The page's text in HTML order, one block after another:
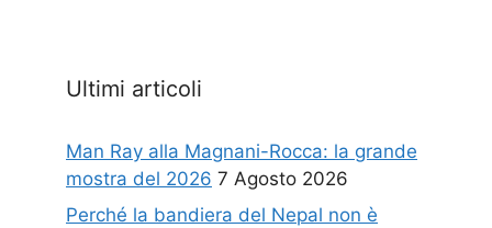
Ultimi articoli
Man Ray alla Magnani-Rocca: la grande
mostra del 2026 7 Agosto 2026
Perché la bandiera del Nepal non è